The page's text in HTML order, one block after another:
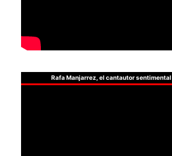
Rafa Manjarrez, el cantautor sentimental